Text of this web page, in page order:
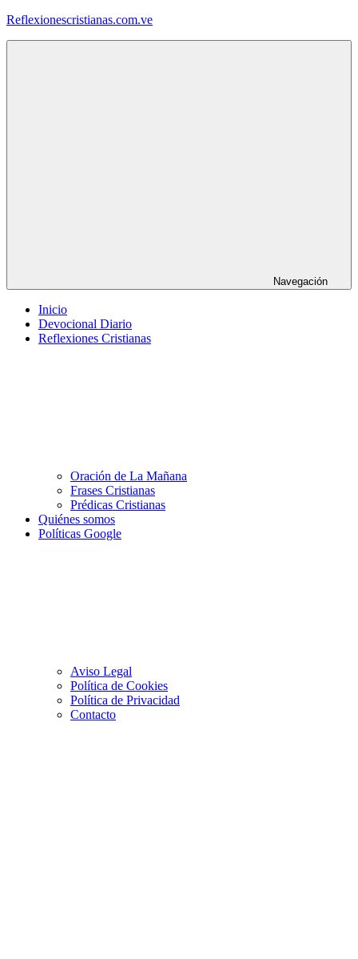
Saltar
Reflexionescristianas.com.ve
Navegación
Inicio
Devocional Diario
Reflexiones Cristianas
Oración de La Mañana
Frases Cristianas
Prédicas Cristianas
Quiénes somos
Políticas Google
Aviso Legal
Política de Cookies
Política de Privacidad
Contacto